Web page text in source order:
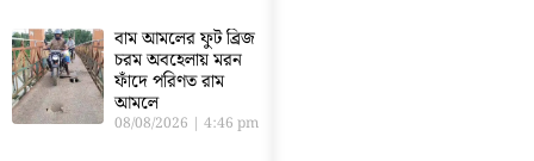
বাম আমলের ফুট ব্রিজ
চরম অবহেলায় মরন
ফাঁদে পরিণত রাম
আমলে
08/08/2026 4:46 pm